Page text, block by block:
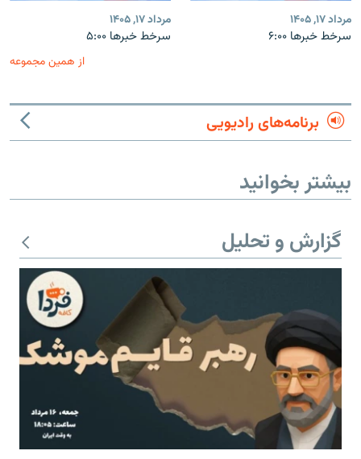
مرداد ۱۷, ۱۴۰۵
سرخط خبرها ۶:۰۰
مرداد ۱۷, ۱۴۰۵
سرخط خبرها ۵:۰۰
از همین مجموعه
برنامه‌های رادیویی
بیشتر بخوانید
گزارش و تحلیل